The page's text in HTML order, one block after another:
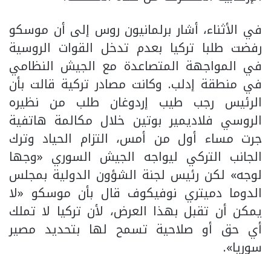
في الأثناء، أشار برلمانيون روس إلى أن موسكو
رفضت طلبا تركيا بعدم تدخل القوات الروسية
في المواجهة المتصاعدة مع الجيش النظامي
في منطقة إدلب. وكانت مصادر تركية قالت بأن
الرئيس رجب طيب إردوغان طلب من نظيره
الروسي فلاديمير بوتين خلال مكالمة هاتفية
جرت مساء أول من أمس، التزام الحياد وترك
الجانب التركي ليواجه الجيش السوري «وجها
لوجه» لكن رئيس لجنة الشؤون الدولية بمجلس
الدوما دميتري نوفيكوف قال بأن موسكو «لا
يمكن أن تقبل بهذا العرض، لأن تركيا لا تملك
أي حق أو صلاحية تسمح لها بتحديد مصير
سوريا».